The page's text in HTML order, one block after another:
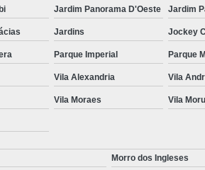
Jardim Panorama D'Oeste Jardim
Jardins Jockey
Parque Imperial Parque
Vila Alexandria Vila
Vila Moraes Vila
Morro dos Ingleses